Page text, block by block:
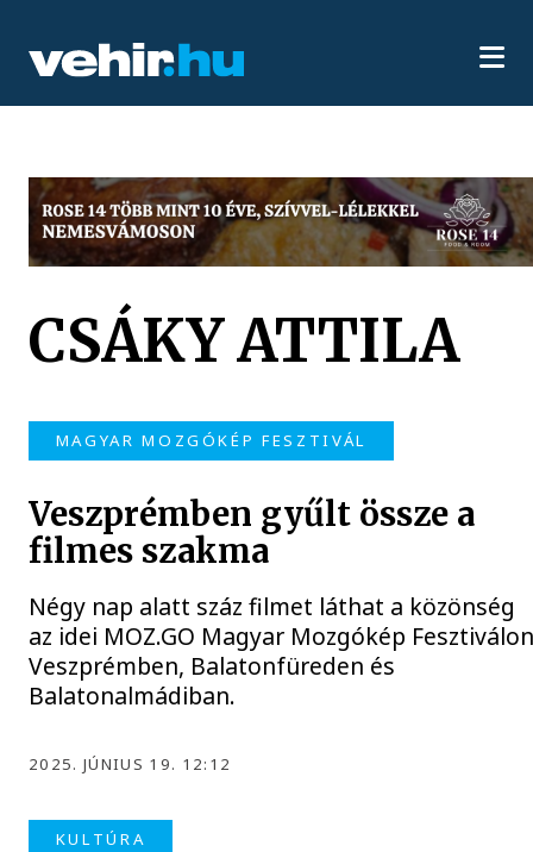
CSÁKY ATTILA
MAGYAR MOZGÓKÉP FESZTIVÁL
Veszprémben gyűlt össze a
filmes szakma
Négy nap alatt száz filmet láthat a közönség
az idei MOZ.GO Magyar Mozgókép
Veszprémben, Balatonfüreden és
Balatonalmádiban.
2025. JÚNIUS 19. 12:12
KULTÚRA